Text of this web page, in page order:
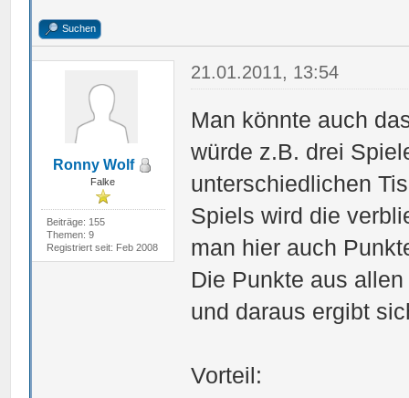
Suchen
Ronny Wolf
Falke
Beiträge: 155
Themen: 9
Registriert seit: Feb 2008
21.01.2011, 13:54
Man könnte auch
würde z.B. drei
unterschiedlichen
Spiels wird die
man hier auch
Die Punkte aus
und daraus ergibt
Vorteil: